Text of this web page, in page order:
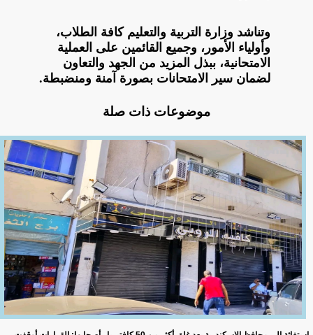
وتناشد وزارة التربية والتعليم كافة الطلاب،
وأولياء الأمور، وجميع القائمين على العملية
الامتحانية، ببذل المزيد من الجهد والتعاون
لضمان سير الامتحانات بصورة آمنة ومنضبطة.
موضوعات ذات صلة